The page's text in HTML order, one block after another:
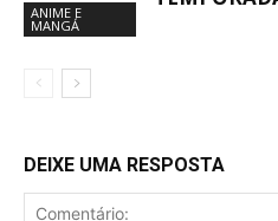
ANIME E
MANGÁ
DEIXE UMA RESPOSTA